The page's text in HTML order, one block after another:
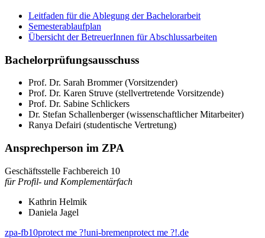
Leitfaden für die Ablegung der Bachelorarbeit
Semesterablaufplan
Übersicht der BetreuerInnen für Abschlussarbeiten
Bachelorprüfungsausschuss
Prof. Dr. Sarah Brommer (Vorsitzender)
Prof. Dr. Karen Struve (stellvertretende Vorsitzende)
Prof. Dr. Sabine Schlickers
Dr. Stefan Schallenberger (wissenschaftlicher Mitarbeiter)
Ranya Defairi (studentische Vertretung)
Ansprechperson im ZPA
Geschäftsstelle Fachbereich 10
für Profil- und Komplementärfach
Kathrin Helmik
Daniela Jagel
zpa-fb10protect me ?!uni-bremenprotect me ?!.de